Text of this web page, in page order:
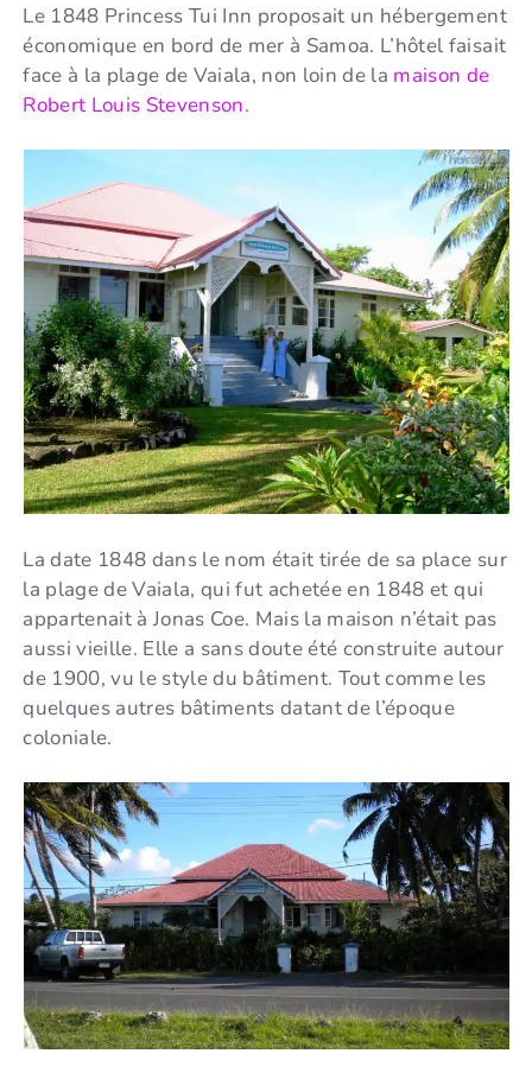
Le 1848 Princess Tui Inn proposait un hébergement
économique en bord de mer à Samoa. L’hôtel faisait
face à la plage de Vaiala, non loin de la maison de
Robert Louis Stevenson.
La date 1848 dans le nom était tirée de sa place sur
la plage de Vaiala, qui fut achetée en 1848 et qui
appartenait à Jonas Coe. Mais la maison n’était pas
aussi vieille. Elle a sans doute été construite autour
de 1900, vu le style du bâtiment. Tout comme les
quelques autres bâtiments datant de l’époque
coloniale.